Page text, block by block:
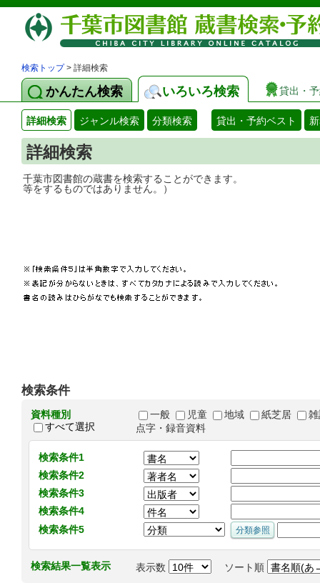
検索トップ> 詳細検索
かんたん検索 いろいろ検索 貸出・
詳細検索 ジャンル検索 分類検索 貸出・予約ベスト
詳細検索
千葉市図書館の蔵書を検索することがで
等をするものではありません。）
検索条件
資料種別
すべて選択
一般 児童 地域 紙芝居
点字・録音資料
検索条件1
検索条件2
検索条件3
検索条件4
検索条件5
検索結果一覧表示 表示数 ソート順